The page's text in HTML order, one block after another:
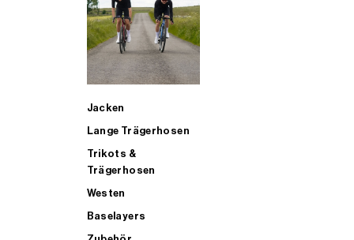
Jacken
Lange Trägerhosen
Trikots &
Trägerhosen
Westen
Baselayers
ALLE TRIATHLONARTIKEL FÜR MÄNNER KAUFEN